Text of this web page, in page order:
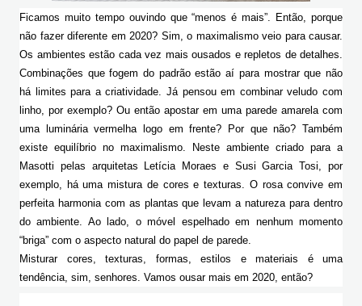
Ficamos muito tempo ouvindo que “menos é mais”. Então, porque
não fazer diferente em 2020? Sim, o maximalismo veio para causar.
Os ambientes estão cada vez mais ousados e repletos de detalhes.
Combinações que fogem do padrão estão aí para mostrar que não
há limites para a criatividade. Já pensou em combinar veludo com
linho, por exemplo? Ou então apostar em uma parede amarela com
uma luminária vermelha logo em frente? Por que não? Também
existe equilíbrio no maximalismo. Neste ambiente criado para a
Masotti pelas arquitetas Letícia Moraes e Susi Garcia Tosi, por
exemplo, há uma mistura de cores e texturas. O rosa convive em
perfeita harmonia com as plantas que levam a natureza para dentro
do ambiente. Ao lado, o móvel espelhado em nenhum momento
“briga” com o aspecto natural do papel de parede.
Misturar cores, texturas, formas, estilos e materiais é uma
tendência, sim, senhores. Vamos ousar mais em 2020, então?